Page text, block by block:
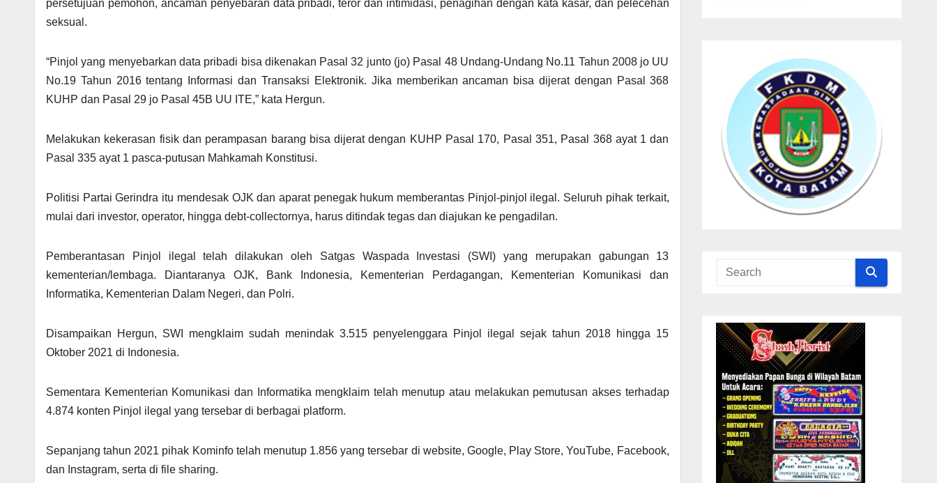
persetujuan pemohon, ancaman penyebaran data pribadi, teror dan intimidasi, penagihan dengan kata kasar, dan pelecehan
seksual.
“Pinjol yang menyebarkan data pribadi bisa dikenakan Pasal 32 junto (jo) Pasal 48 Undang-Undang No.11 Tahun 2008 jo UU
No.19 Tahun 2016 tentang Informasi dan Transaksi Elektronik. Jika memberikan ancaman bisa dijerat dengan Pasal 368
KUHP dan Pasal 29 jo Pasal 45B UU ITE,” kata Hergun.
Melakukan kekerasan fisik dan perampasan barang bisa dijerat dengan KUHP Pasal 170, Pasal 351, Pasal 368 ayat 1 dan
Pasal 335 ayat 1 pasca-putusan Mahkamah Konstitusi.
Politisi Partai Gerindra itu mendesak OJK dan aparat penegak hukum memberantas Pinjol-pinjol ilegal. Seluruh pihak terkait,
mulai dari investor, operator, hingga debt-collectornya, harus ditindak tegas dan diajukan ke pengadilan.
Pemberantasan Pinjol ilegal telah dilakukan oleh Satgas Waspada Investasi (SWI) yang merupakan gabungan 13
kementerian/lembaga. Diantaranya OJK, Bank Indonesia, Kementerian Perdagangan, Kementerian Komunikasi dan
Informatika, Kementerian Dalam Negeri, dan Polri.
Disampaikan Hergun, SWI mengklaim sudah menindak 3.515 penyelenggara Pinjol ilegal sejak tahun 2018 hingga 15
Oktober 2021 di Indonesia.
Sementara Kementerian Komunikasi dan Informatika mengklaim telah menutup atau melakukan pemutusan akses terhadap
4.874 konten Pinjol ilegal yang tersebar di berbagai platform.
Sepanjang tahun 2021 pihak Kominfo telah menutup 1.856 yang tersebar di website, Google, Play Store, YouTube, Facebook,
dan Instagram, serta di file sharing.